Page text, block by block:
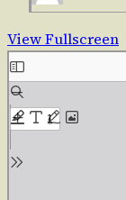
View Fullscreen